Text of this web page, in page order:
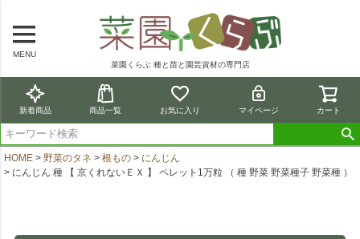
MENU
菜園くらぶ 種と苗と園芸資材の専門店
新着商品 商品一覧 お気に入り マイページ カート
HOME 野菜のタネ 根もの
にんじん
にんじん 種 【 京くれないＥＸ 】 ペレット1万粒 （ 種 野菜 野菜種子 野菜種 ）